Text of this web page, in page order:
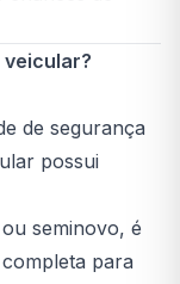
veicular?
de segurança
possui
seminovo, é
para